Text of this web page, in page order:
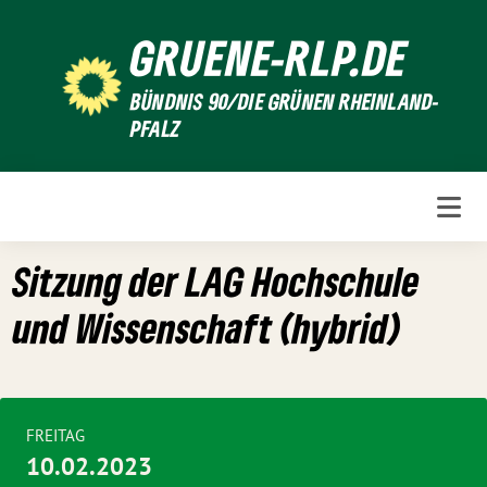
GRUENE-RLP.DE
BÜNDNIS 90/DIE GRÜNEN RHEINLAND-
PFALZ
Sitzung der LAG Hochschule
und Wissenschaft (hybrid)
FREITAG
10.02.2023